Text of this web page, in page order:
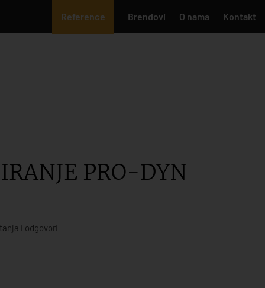
Reference Brendovi O nama Kontakt
PRO-DYN
i odgovori